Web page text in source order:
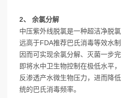
2、 余氯分解
中压紫外线脱氯是一种超洁净脱
远高于FDA推荐巴氏消毒等效水
因而可实现余氯分解、灭菌一步
即将水中卫生物控制在极低水平
反渗透产水微生物压力，进而降
统的巴氏消毒频率。